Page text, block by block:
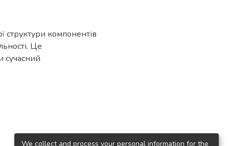
структури компонентів
Це
сучасний
завдань, з метою
уперше
We collect and process your personal information for the